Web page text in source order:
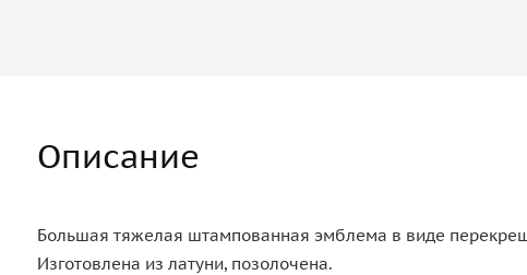
Описание
Большая тяжелая штампованная эмблема в виде
Изготовлена из латуни, позолочена.